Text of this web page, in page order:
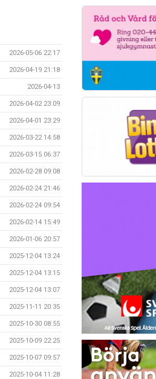
2026-05-06 22:17
2026-04-19 21:18
2026-04-13
2026-04-02 23:09
2026-04-01 23:29
2026-03-22 14:58
2026-03-15 06:37
2026-02-28 09:08
2026-02-24 21:46
2026-02-24 09:54
2026-02-14 15:49
2026-01-06 20:57
2025-12-04 13:24
2025-12-04 13:15
2025-12-04 13:07
2025-11-11 20:35
2025-10-30 08:55
2025-10-09 22:25
2025-10-07 09:57
2025-10-04 11:28